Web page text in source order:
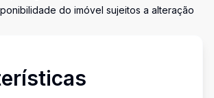
do imóvel sujeitos a alteração